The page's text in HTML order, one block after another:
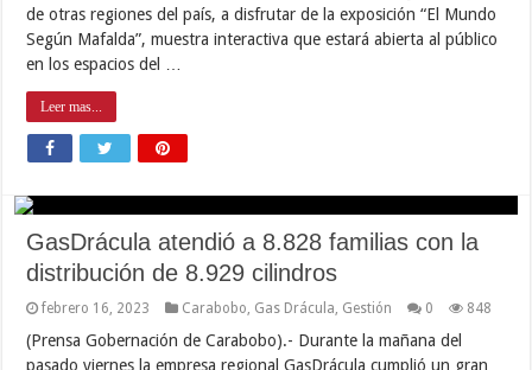
de otras regiones del país, a disfrutar de la exposición “El Mundo
Según Mafalda”, muestra interactiva que estará abierta al público
en los espacios del …
Leer mas...
GasDrácula atendió a 8.828 familias con la
distribución de 8.929 cilindros
febrero 16, 2023 Carabobo Gas Drácula Gestión 0 848
(Prensa Gobernación de Carabobo).- Durante la mañana del
pasado viernes la empresa regional GasDrácula cumplió un gran